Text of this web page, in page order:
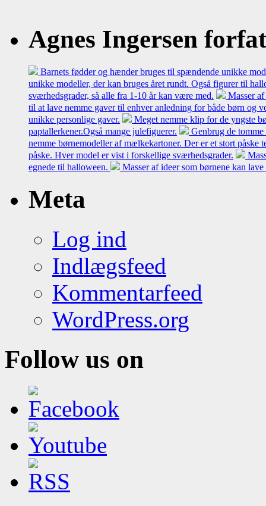
Agnes Ingersen
Barnets fødder og hænder bruges til spændende unikke
unikke modeller, der kan bruges året rundt. Også figurer til
sværhedsgrader, så alle fra 1-10 år kan være med.
Masser
til at lave nemme gaver til enhver anledning for både børn og
unikke personlige gaver.
Meget nemme klip for de yngste
paptallerkener.Også mange julefiguerer.
Genbrug de
nemme børnemodeller af mælkekartoner. Der er et stort påske
påske. Hver model er vist i forskellige sværhedsgrader.
egnede til halloween.
Masser af ideer som børnene kan
Meta
Log ind
Indlægsfeed
Kommentarfeed
WordPress.org
Follow us on